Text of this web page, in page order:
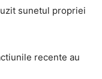
sunetul propriei
recente au